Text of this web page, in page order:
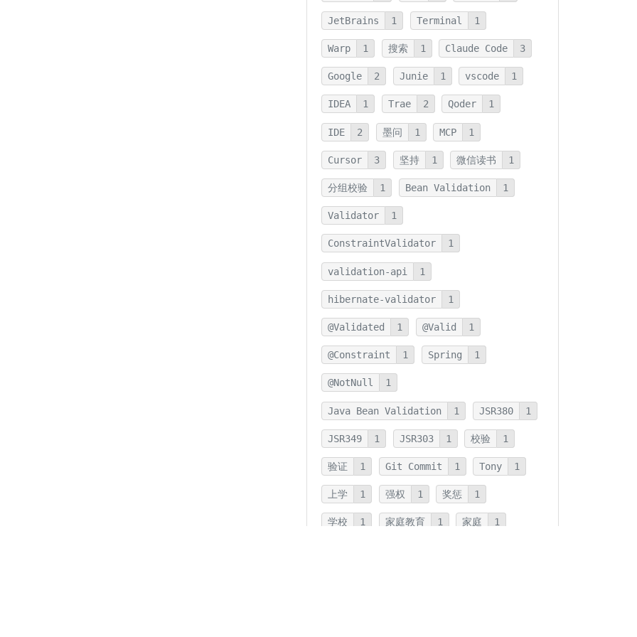
JetBrains 1 Terminal 1
Warp 1 搜索 1 Claude Code 3
Google 2 Junie 1 vscode 1
IDEA 1 Trae 2 Qoder 1
IDE 2 墨问 1 MCP 1
Cursor 3 坚持 1 微信读书 1
分组校验 1 Bean Validation 1
Validator 1
ConstraintValidator 1
validation-api 1
hibernate-validator 1
@Validated 1 @Valid 1
@Constraint 1 Spring 1
@NotNull 1
Java Bean Validation 1 JSR380 1
JSR349 1 JSR303 1 校验 1
验证 1 Git Commit 1 Tony 1
上学 1 强权 1 奖惩 1
学校 1 家庭教育 1 家庭 1